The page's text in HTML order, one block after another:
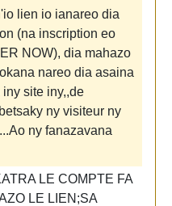
lien io ianareo dia
(na inscription eo
NOW), dia mahazo
nareo dia asaina
site iny,,de
ny visiteur ny
ny fanazavana
LE COMPTE FA
LE LIEN;SA